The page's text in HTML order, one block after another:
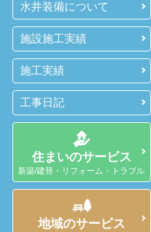
水井装備について
施設施工実績
施工実績
工事日記
住まいのサービス
新築/建替・リフォーム・トラブル
地域のサービス